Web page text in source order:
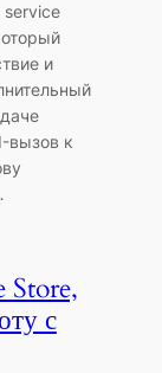
service
и
вызов к
Store,
с